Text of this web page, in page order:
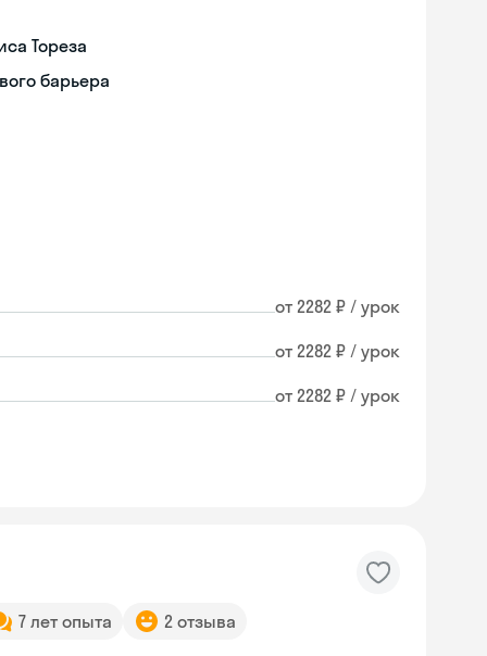
Тореза
барьера
от 2282 ₽ / урок
от 2282 ₽ / урок
от 2282 ₽ / урок
7 лет опыта 2 отзыва